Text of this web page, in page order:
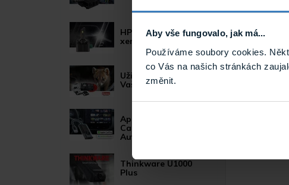
Aby vše fungovalo, jak má...
Používáme soubory cookies.
co Vás na našich stránkách
změnit.
HP LED žárovky pro
xenonové světlomety
Užitečné novinky pro
Vaše auto
Apple
CarPlay/Android
Auto moduly
Thinkware U1000
Plus